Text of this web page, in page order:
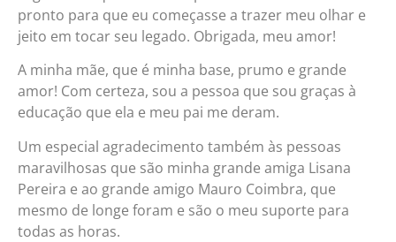
pronto para que eu começasse a trazer meu olhar e
jeito em tocar seu legado. Obrigada, meu amor!
A minha mãe, que é minha base, prumo e grande
amor! Com certeza, sou a pessoa que sou graças à
educação que ela e meu pai me deram.
Um especial agradecimento também às pessoas
maravilhosas que são minha grande amiga Lisana
Pereira e ao grande amigo Mauro Coimbra, que
mesmo de longe foram e são o meu suporte para
todas as horas.